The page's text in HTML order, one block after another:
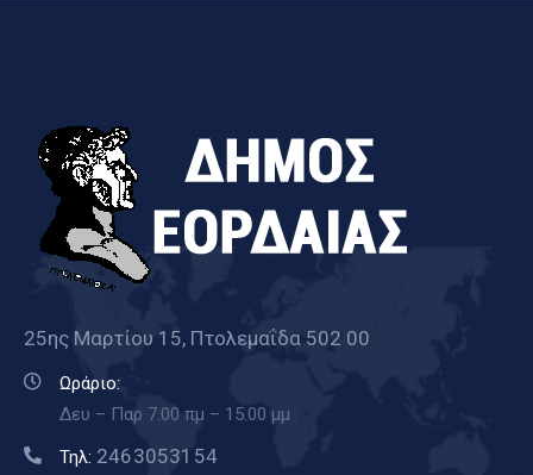
25ης Μαρτίου 15, Πτολεμαΐδα 502 00
Ωράριο:
Δευ – Παρ 7.00 πμ – 15.00 μμ
Τηλ: 2463053154